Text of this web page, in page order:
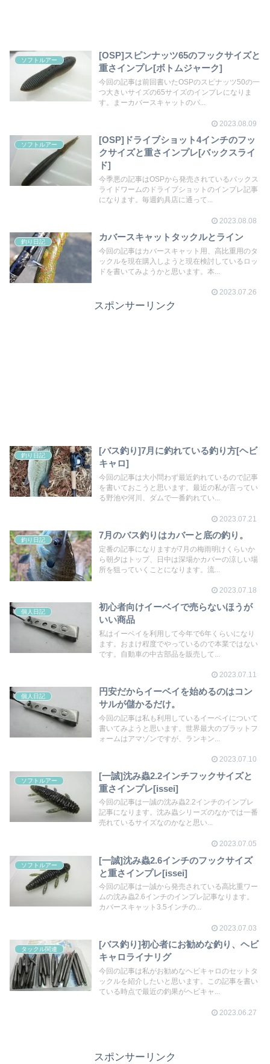
ソフトルアー
[OSP]スピンナッツ65のフックサイズと
重さインプレ[ボトムジャーク]
今回の記事は前回書いたOSPのスピナッツ50の一
つ大きいサイズの65サイズのインプレになりま
す。まーカバースキャットのパ...
2023.08.09
ソフトルアー
[OSP]ドライブショット4インチのフッ
クサイズと重さインプレ[バックスライ
ド]
今季悪の記事はOSPから発売されているバックス
ライドワームのドライブショットのインプレ記事
になります。毎週釣具店に通って...
2023.08.08
釣り日記 カバースキャットタックルとライン
今回の記事はカバースキャット用、高比重用のタ
ックルを現在購入しようと現在検討しているロッ
ドを書いてみようかと思います。本...
2023.07.26
スポンサーリンク
釣り日記
[バス釣り]7月に釣れている釣り方[ヘビ
キャロ]
今回の記事は大小問わず最近釣れているので記事
を書いておこうと思います。最近の私が言ってい
る野池や河川、ダムで一番釣れてい...
2023.07.21
釣り日記 7月のバス釣りはカバーと底の釣り。
定番の記事になりますが7月の梅雨明けくらいか
ら朝夕はトップ、日中は深場かカバーの涼しい場
所を狙っていくことになります。流...
2023.07.18
個人日記
初心者向けイーベイで売らないほうが
いい商品
私はイーベイを利用して今年で6年くらいになり
ます。おまけ程度でやっているので本業ではない
です。自動車の中古部品を販売して...
2023.07.11
個人日記
円安だからイーベイを始めるのはコン
サルが儲かるだけ。
今回の記事は私も利用しているイーベイについて
書いてみようと思います。世界最大のプラットフ
ォームはアマゾンですが、ランキン...
2023.07.10
ソフトルアー
[一誠]沈み蟲2.2インチフックサイズと
重さインプレ[issei]
今回の記事は一誠の沈み蟲2.2インチのインプレ
記事になります。沈み蟲シリーズのなかでは一番
売れているサイズなのかなと思い...
2023.07.05
ソフトルアー
[一誠]沈み蟲2.6インチのフックサイズ
と重さインプレ[issei]
今回の記事は一誠から発売されている高比重ワー
ムの沈み蟲2.6インチのインプレ記事なります。
カバースキャット3.5インチの...
2023.07.03
タックル関連
[バス釣り]初心者にお勧めな釣り、ヘビ
キャロライナリグ
今回の記事は私がお勧めなヘビキャロのセットタ
ックルを紹介したいと思います。この記事を書い
ている時点で最近の釣果がヘビキャ...
2023.06.27
スポンサーリンク